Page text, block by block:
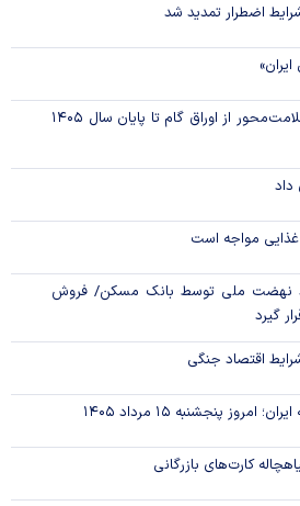
اضطرار تمدید شد
استفاده واردکنندگان اقلام سلامت‌محور از اوراق گام تا پایان سال ۱۴۰۵
داد
مواجه است
۳۹۶ هزار واحد نهضت ملی توسط بانک مسکن/ فروش
گیرد
اقتصاد جنگی
پنجشنبه ۱۵ مرداد ۱۴۰۵
کارت‌های بازرگانی